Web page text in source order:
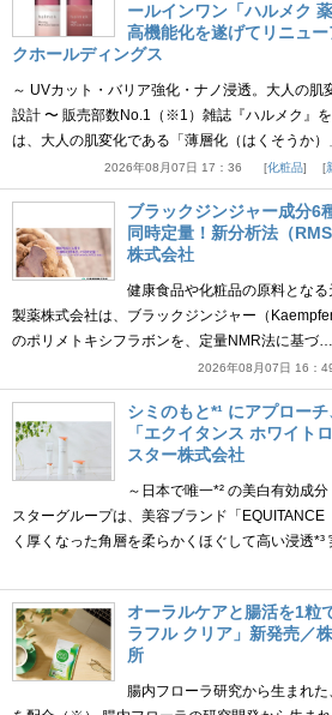
ールインワン「ハルメク
高機能化を遂げてリニュ
クホールディングス
～ UVカット・バリア強化・ナノ浸透。大人の肌
設計 〜 販売部数No.1（※1）雑誌『ハルメク』
は、大人の肌変化である「薄層化（はくそうか
2026年08月07日 17：36 化粧品
ブラックジンジャー成分6
同時定量！新分析法（
株式会社
健康食品や化粧品の原料とな
製薬株式会社は、ブラックジンジャー（
のポリメトキシフラボンを、定量NMR法に基
2026年08月07日 16：
シミのもと*¹ にアプロー
「エクイタンス ホワイト
スター株式会社
～日本で唯一*² の美白有効成
スターグループは、美容ブランド「EQUITANCE
く厚くなった角層を柔らかくほぐして高い浸透
オーラルケアと腸活を1粒
ラフル クリア」新発売／
所
腸内フローラ研究から生まれ